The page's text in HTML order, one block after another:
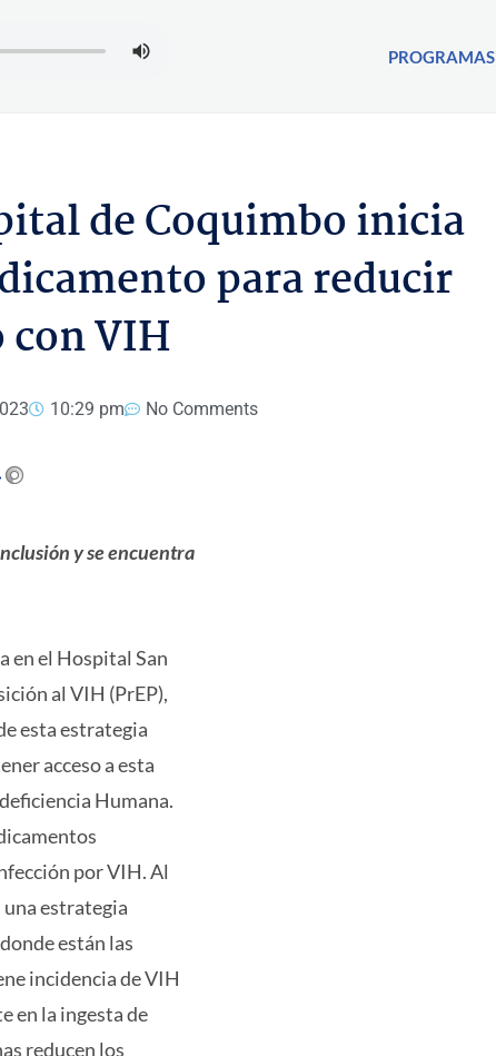
PROGRAMAS
de Coquimbo inicia
para reducir
VIH
10:29 pm No Comments
y se encuentra
en el Hospital San
al VIH (PrEP),
esta estrategia
acceso a esta
Humana.
por VIH. Al
una estrategia
están las
incidencia de VIH
en la ingesta de
reducen los